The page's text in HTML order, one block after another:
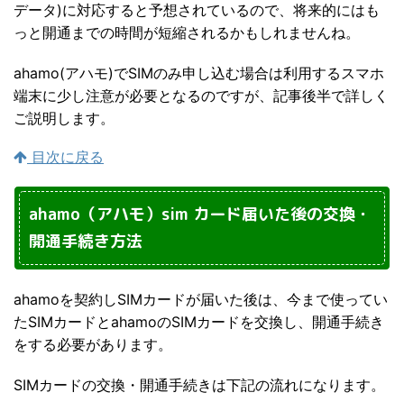
データ)に対応すると予想されているので、将来的にはも
っと開通までの時間が短縮されるかもしれませんね。
ahamo(アハモ)でSIMのみ申し込む場合は利用するスマホ
端末に少し注意が必要となるのですが、記事後半で詳しく
ご説明します。
目次に戻る
ahamo（アハモ）sim カード届いた後の交換・
開通手続き方法
ahamoを契約しSIMカードが届いた後は、今まで使ってい
たSIMカードとahamoのSIMカードを交換し、開通手続き
をする必要があります。
SIMカードの交換・開通手続きは下記の流れになります。